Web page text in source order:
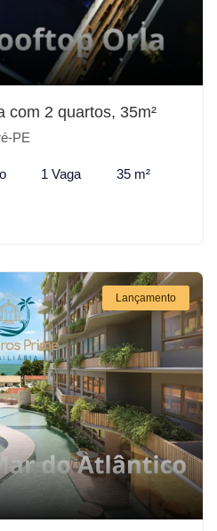
com 2 quartos, 35m²
PE
1 Vaga 35 m²
Lançamento